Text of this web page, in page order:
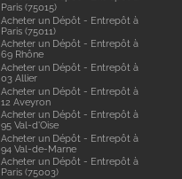
Paris (75015)
Acheter un Dépôt - Entrepôt à
Paris (75011)
Acheter un Dépôt - Entrepôt à
69 Rhône
Acheter un Dépôt - Entrepôt à
03 Allier
Acheter un Dépôt - Entrepôt à
12 Aveyron
Acheter un Dépôt - Entrepôt à
95 Val-d'Oise
Acheter un Dépôt - Entrepôt à
94 Val-de-Marne
Acheter un Dépôt - Entrepôt à
Paris (75003)